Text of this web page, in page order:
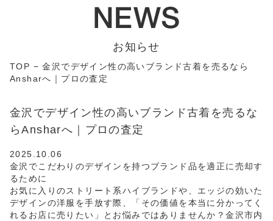
お知らせ
TOP −金沢でデザイン性の高いブランド古着を売るなら
Ansharへ｜プロの査定
金沢でデザイン性の高いブランド古着を売るな
らAnsharへ｜プロの査定
2025.10.06
金沢でこだわりのデザインを持つブランド品を適正に売却す
るために
お気に入りのストリート系ハイブランドや、エッジの効いた
デザインの洋服を手放す際、「その価値を本当に分かってく
れるお店に売りたい」とお悩みではありませんか？金沢市内